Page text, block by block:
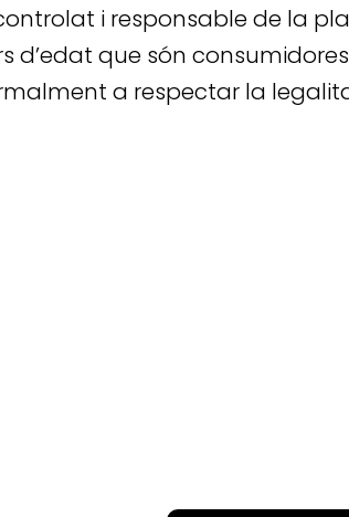
i responsable de la
d’edat que són
a respectar la